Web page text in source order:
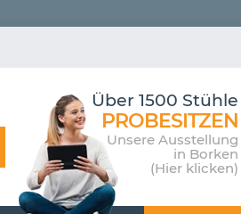
Über 1500 Stühle
PROBESITZEN
Unsere Ausstellung
in Borken
(Hier klicken)